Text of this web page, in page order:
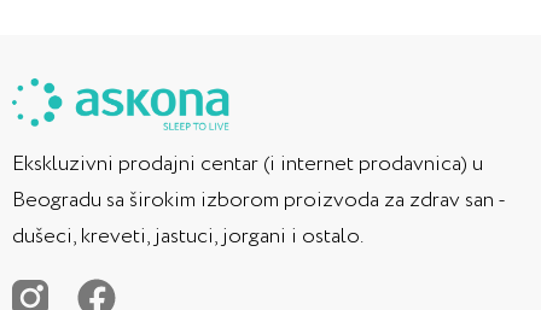
Ekskluzivni prodajni centar (i internet prodavnica) u
Beogradu sa širokim izborom proizvoda za zdrav san -
dušeci, kreveti, jastuci, jorgani i ostalo.